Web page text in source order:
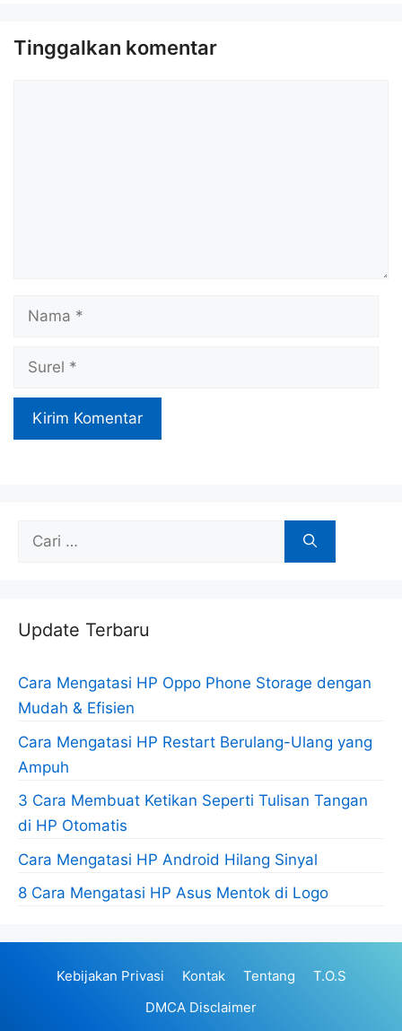
Tinggalkan komentar
Nama
Surel
Cari
Update Terbaru
Cara Mengatasi HP Oppo Phone Storage dengan
Mudah & Efisien
Cara Mengatasi HP Restart Berulang-Ulang yang
Ampuh
3 Cara Membuat Ketikan Seperti Tulisan Tangan
di HP Otomatis
Cara Mengatasi HP Android Hilang Sinyal
8 Cara Mengatasi HP Asus Mentok di Logo
Kebijakan Privasi Kontak Tentang
T.O.S
DMCA Disclaimer